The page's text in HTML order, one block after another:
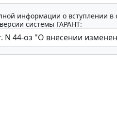
информации о вступлении
системы ГАРАНТ: